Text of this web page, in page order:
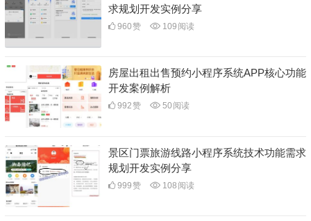
求规划开发实例分享
960赞 109 阅读
房屋出租出售预约小程序系统APP核心功能
开发案例解析
992赞 50 阅读
景区门票旅游线路小程序系统技术功能需求
规划开发实例分享
999赞 108 阅读